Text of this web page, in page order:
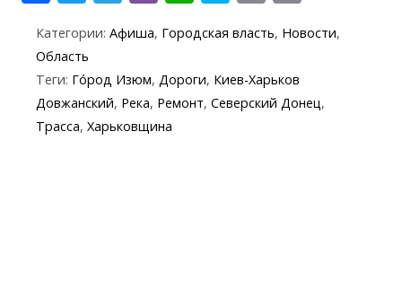
e
b
o
o
itt
er
el
e
gr
a
m
er at
s
A
y
p
e
t ai
Категории: Афиша, Городская власть, Новости,
Область
Теги: Го́род Изюм, Дороги, Киев-Харьков
Довжанский, Река, Ремонт, Северский Донец,
Трасса, Харьковщина